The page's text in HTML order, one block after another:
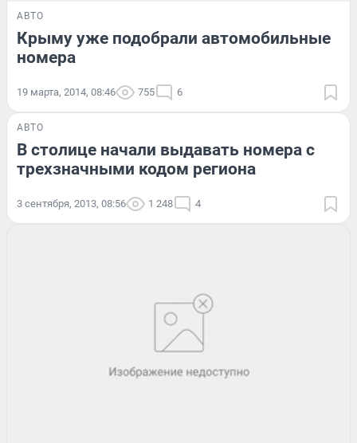
АВТО
Крыму уже подобрали автомобильные
номера
19 марта, 2014, 08:46 755 6
АВТО
В столице начали выдавать номера с
трехзначными кодом региона
3 сентября, 2013, 08:56 1 248 4